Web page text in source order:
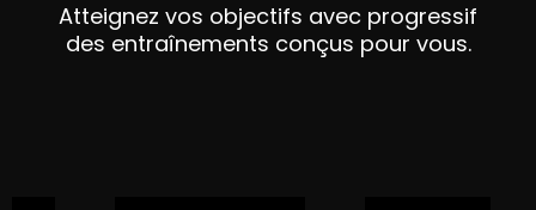
Atteignez vos objectifs avec progressif
des entraînements conçus pour vous.